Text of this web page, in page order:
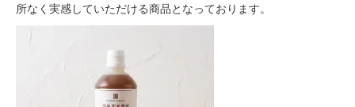
所なく実感していただける商品となっております。